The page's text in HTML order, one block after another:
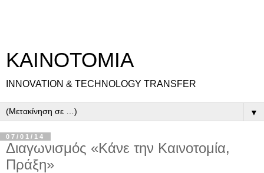
ΚΑΙΝΟΤΟΜΙΑ
INNOVATION & TECHNOLOGY TRANSFER
▼
07/01/14
Διαγωνισμός «Κάνε την Καινοτομία,
Πράξη»